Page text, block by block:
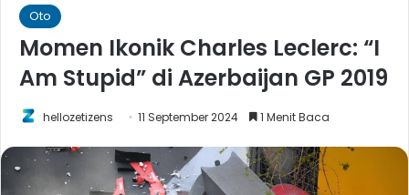
Oto
Momen Ikonik Charles Leclerc: “I
Am Stupid” di Azerbaijan GP 2019
hellozetizens 11 September 2024 1 Menit Baca